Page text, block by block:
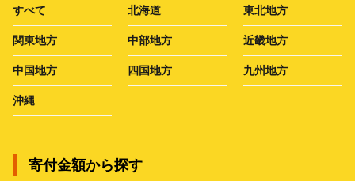
すべて 北海道 東北地方
関東地方 中部地方 近畿地方
中国地方 四国地方 九州地方
沖縄
寄付金額から探す